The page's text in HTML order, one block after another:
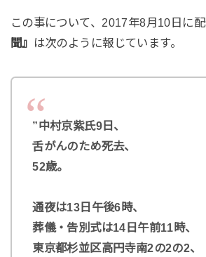
この事について、2017年8月10日に
聞』
は次のように報じています。
”中村京紫氏9日、
舌がんのため死去、
52歳。
通夜は13日午後6時、
葬儀・告別式は14日午前11時、
東京都杉並区高円寺南2の2の2、